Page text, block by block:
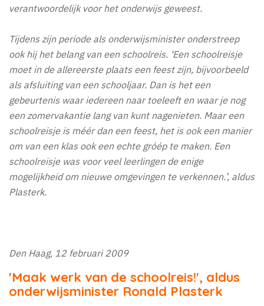
verantwoordelijk voor het onderwijs geweest.
Tijdens zijn periode als onderwijsminister onderstreep
ook hij het belang van een schoolreis. ‘Een schoolreisje
moet in de allereerste plaats een feest zijn, bijvoorbeeld
als afsluiting van een schooljaar. Dan is het een
gebeurtenis waar iedereen naar toeleeft en waar je nog
een zomervakantie lang van kunt nagenieten. Maar een
schoolreisje is méér dan een feest, het is ook een manier
om van een klas ook een echte gróép te maken. Een
schoolreisje was voor veel leerlingen de enige
mogelijkheid om nieuwe omgevingen te verkennen.’, aldus
Plasterk.
Den Haag, 12 februari 2009
'Maak werk van de schoolreis!', aldus
onderwijsminister Ronald Plasterk